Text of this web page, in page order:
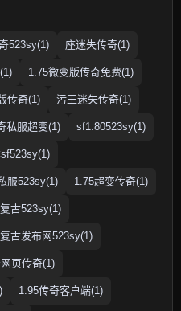
523sy(1) 座迷失传奇(1)
1.75微变版传奇免费(1)
传奇(1) 污王迷失传奇(1)
私服超变(1) sf1.80523sy(1)
服523sy(1) 1.75超变传奇(1)
古523sy(1)
古发布网523sy(1)
页传奇(1)
1.95传奇客户端(1)